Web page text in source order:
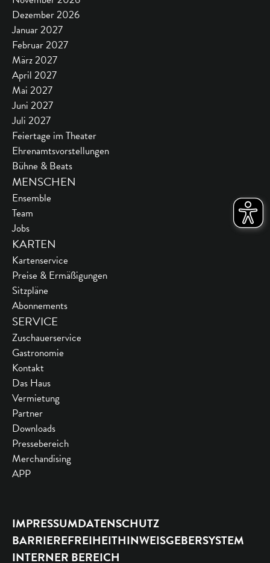
Dezember 2026
Januar 2027
Februar 2027
März 2027
April 2027
Mai 2027
Juni 2027
Juli 2027
Feiertage im Theater
Ehrenamtsvorstellungen
Bühne & Beats
MENSCHEN
Ensemble
Team
Jobs
KARTEN
Kartenservice
Preise & Ermäßigungen
Sitzpläne
Abonnements
SERVICE
Zuschauerservice
Gastronomie
Kontakt
Das Haus
Vermietung
Partner
Downloads
Pressebereich
Merchandising
APP
IMPRESSUMDATENSCHUTZ
BARRIEREFREIHEITHINWEISGEBERSYSTEM
INTERNER BEREICH